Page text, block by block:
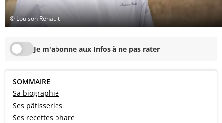
© Louison Renault
Je m'abonne aux Infos à ne pas rater
SOMMAIRE
Sa biographie
Ses pâtisseries
Ses recettes phare